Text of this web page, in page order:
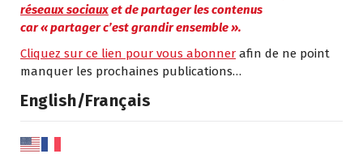
réseaux sociauxet de partager les contenus
car«partager c’est grandir ensemble».
Cliquez sur ce lien pour vous abonner afin de ne point
manquer les prochaines publications…
English/Français